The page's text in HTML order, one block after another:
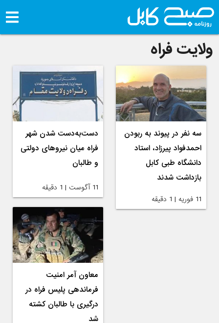
ولایت فراه
سه نفر در پیوند به ربودن‌
احمدفواد پیرزاد، استاد
دانشگاه طبی کابل
بازداشت شدند
11 فوریه | 1 دقیقه
دست‌به‌دست شدن شهر
فراه میان نیروهای دولتی
و طالبان
11 آگوست | 1 دقیقه
معاون آمر امنیت
فرماندهی پلیس فراه در
درگیری با طالبان کشته
شد